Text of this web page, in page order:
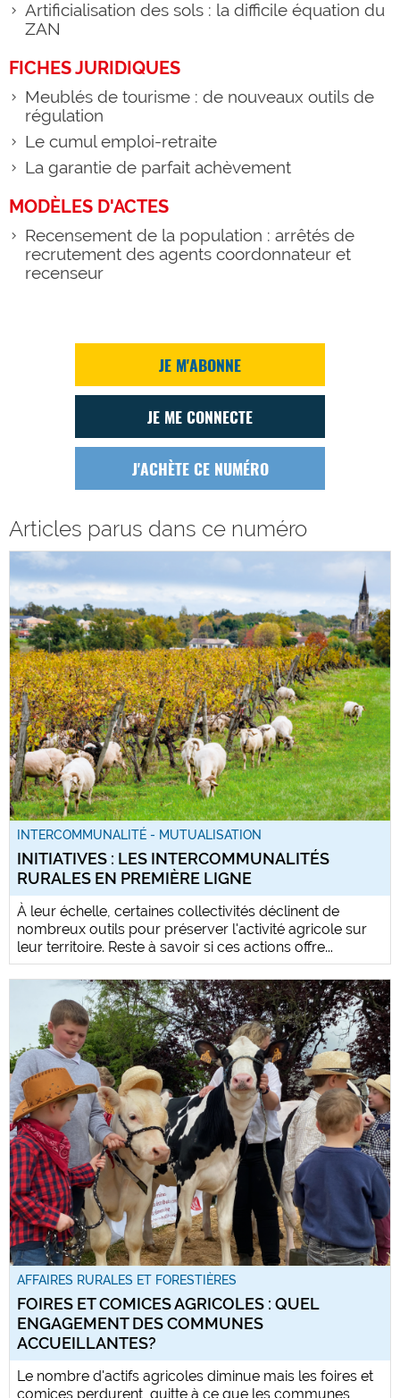
Artificialisation des sols : la difficile équation du
ZAN
FICHES JURIDIQUES
Meublés de tourisme : de nouveaux outils de
régulation
Le cumul emploi-retraite
La garantie de parfait achèvement
MODÈLES D'ACTES
Recensement de la population : arrêtés de
recrutement des agents coordonnateur et
recenseur
JE M'ABONNE
JE ME CONNECTE
J'ACHÈTE CE NUMÉRO
Articles parus dans ce numéro
INTERCOMMUNALITÉ - MUTUALISATION
INITIATIVES : LES INTERCOMMUNALITÉS
RURALES EN PREMIÈRE LIGNE
À leur échelle, certaines collectivités déclinent de
nombreux outils pour préserver l'activité agricole sur
leur territoire. Reste à savoir si ces actions offre...
AFFAIRES RURALES ET FORESTIÈRES
FOIRES ET COMICES AGRICOLES : QUEL
ENGAGEMENT DES COMMUNES
ACCUEILLANTES?
Le nombre d'actifs agricoles diminue mais les foires et
comices perdurent, quitte à ce que les communes